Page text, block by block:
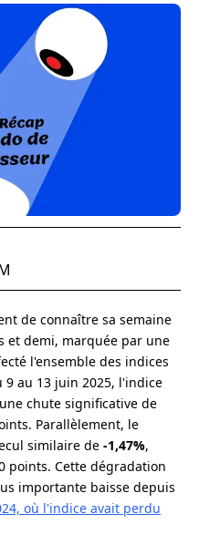
de connaître sa semaine
et demi, marquée par une
l'ensemble des indices
au 13 juin 2025, l'indice
chute significative de
Parallèlement, le
similaire de -1,47%,
points. Cette dégradation
importante baisse depuis
où l'indice avait perdu